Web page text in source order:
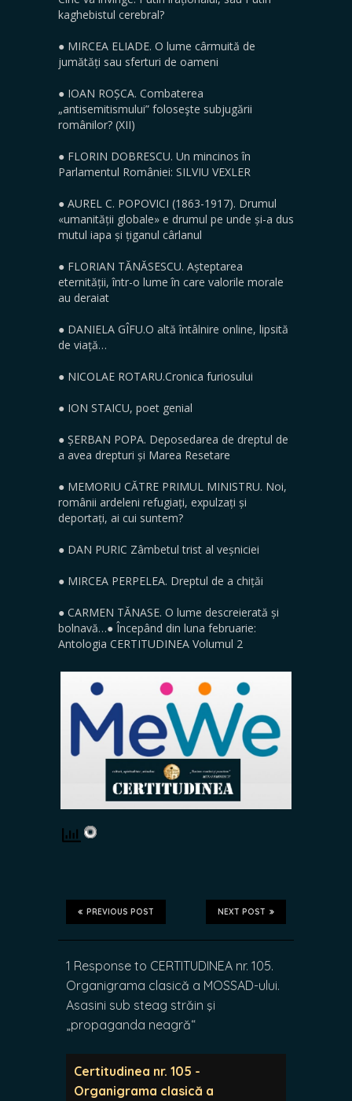
kaghebistul cerebral?
● MIRCEA ELIADE. O lume cârmuită de
jumătăți sau sferturi de oameni
● IOAN ROȘCA. Combaterea
„antisemitismului” foloseşte subjugării
românilor? (XII)
● FLORIN DOBRESCU. Un mincinos în
Parlamentul României: SILVIU VEXLER
● AUREL C. POPOVICI (1863-1917). Drumul
«umanității globale» e drumul pe unde și-a dus
mutul iapa și țiganul cârlanul
● FLORIAN TĂNĂSESCU. Așteptarea
eternității, într-o lume în care valorile morale
au deraiat
● DANIELA GÎFU.O altă întâlnire online, lipsită
de viață…
● NICOLAE ROTARU.Cronica furiosului
● ION STAICU, poet genial
● ȘERBAN POPA. Deposedarea de dreptul de
a avea drepturi și Marea Resetare
● MEMORIU CĂTRE PRIMUL MINISTRU. Noi,
românii ardeleni refugiați, expulzați și
deportați, ai cui suntem?
● DAN PURIC Zâmbetul trist al veșniciei
● MIRCEA PERPELEA. Dreptul de a chițăi
● CARMEN TĂNASE. O lume descreierată și
bolnavă…● Începând din luna februarie:
Antologia CERTITUDINEA Volumul 2
NEXT POST
PREVIOUS POST
1 Response to CERTITUDINEA nr. 105.
Organigrama clasică a MOSSAD-ului.
Asasini sub steag străin şi
„propaganda neagră“
Certitudinea nr. 105 -
Organigrama clasică a